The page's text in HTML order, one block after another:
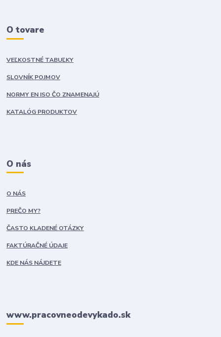
O tovare
VEĽKOSTNÉ TABUĽKY
SLOVNÍK POJMOV
NORMY EN ISO ČO ZNAMENAJÚ
KATALÓG PRODUKTOV
O nás
O NÁS
PREČO MY?
ČASTO KLADENÉ OTÁZKY
FAKTÚRAČNÉ ÚDAJE
KDE NÁS NÁJDETE
www.pracovneodevykado.sk